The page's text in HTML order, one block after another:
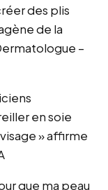
des plis
de la
–
en soie
» affirme
que ma peau